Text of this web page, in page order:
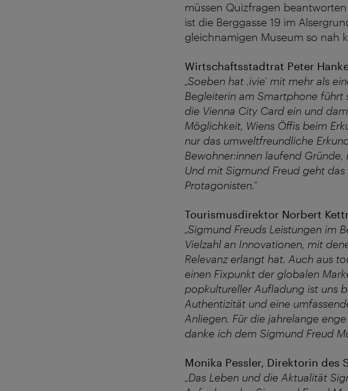
müssen Quizfragen
ist die Berggasse 19 im
gleichnamigen Museum so nah
Wirtschaftsstadtrat Peter
„Soeben hat ‚ivie‘ mit mehr als
Begleiterin am Smartphone
die Vienna City Card ein und
Möglichkeit, Wiens Öffis beim
nur das umweltfreundliche
Bewohner:innen laufend
Und mit Sigmund Freud geht
Protagonisten.“
Tourismusdirektor Norbert
„Sigmund Freuds Leistungen im
Vielzahl an Innovationen, mit
Relevanz erlangt hat. Auch aus
einen Fixpunkt der globalen
popkultureller Aufladung ist uns
Authentizität und eine
Anliegen. Für die jahrelange
danke ich dem Sigmund Freud
Monika Pessler, Direktorin des
„Das Leben und die Aktualität